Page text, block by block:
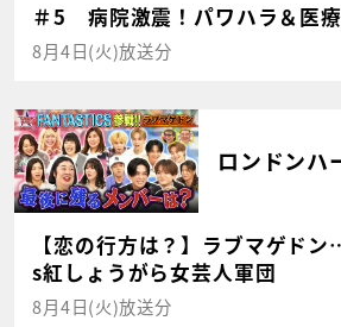
＃5 病院激震！パワハラ＆医
8月4日(火)放送分
ロンドンハ
【恋の行方は？】ラブマゲド
s紅しょうがら女芸人軍団
8月4日(火)放送分